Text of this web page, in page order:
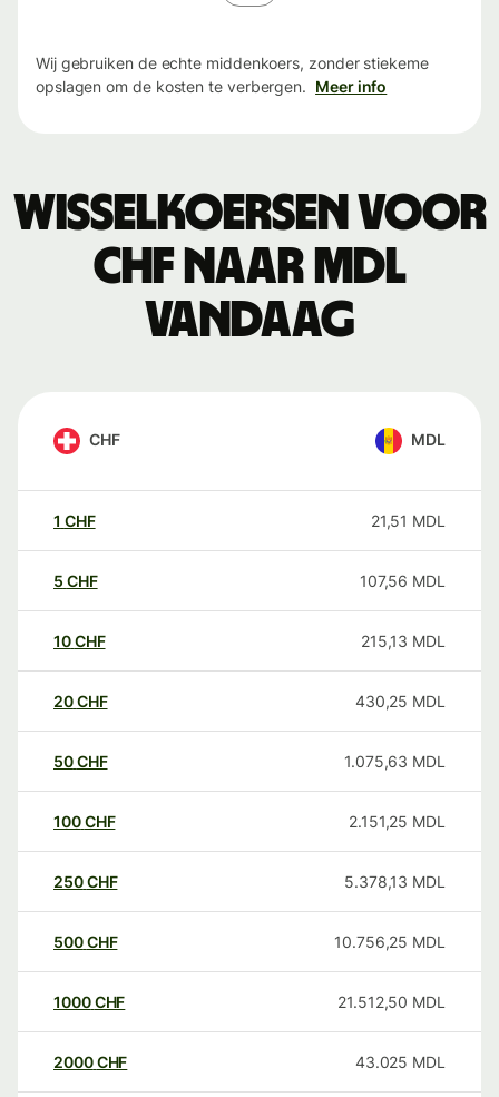
Wij gebruiken de echte middenkoers, zonder stiekeme
opslagen om de kosten te verbergen. Meer info
Wisselkoersen voor
CHF naar MDL
vandaag
CHF MDL
1 CHF 21,51 MDL
5 CHF 107,56 MDL
10CHF 215,13 MDL
20CHF 430,25 MDL
50CHF 1.075,63 MDL
100CHF 2.151,25 MDL
250CHF 5.378,13 MDL
500CHF 10.756,25 MDL
1000CHF 21.512,50 MDL
2000CHF 43.025 MDL